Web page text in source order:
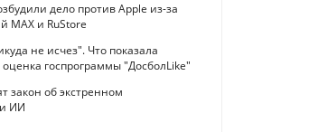
дело против Apple из-за
MAX и RuStore
не исчез". Что показала
оценка госпрограммы "ДосболLike"
закон об экстренном
ИИ